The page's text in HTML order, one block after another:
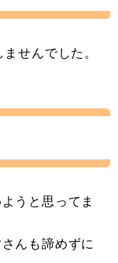
せんでした。
うと思ってま
んも諦めずに